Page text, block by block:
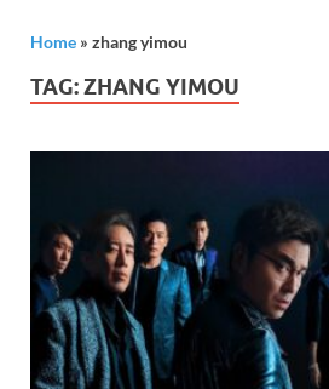
Home » zhang yimou
TAG:ZHANG YIMOU